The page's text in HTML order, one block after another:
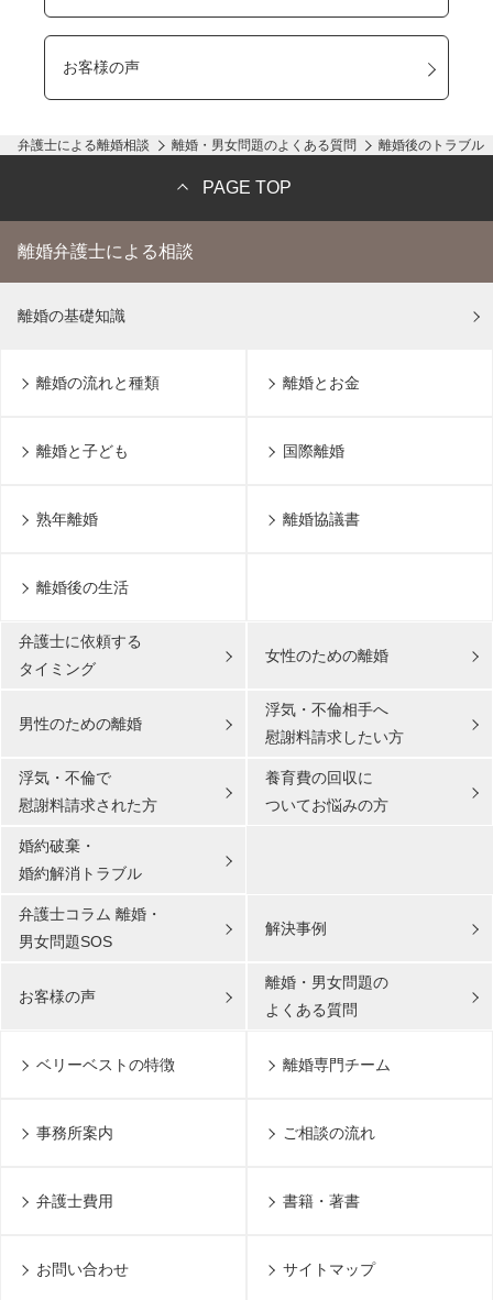
お客様の声
弁護士による離婚相談 離婚・男女問題のよくある質問 離婚後のトラブル
PAGE TOP
離婚弁護士による相談
離婚の基礎知識
離婚の流れと種類 離婚とお金
離婚と子ども 国際離婚
熟年離婚 離婚協議書
離婚後の生活
弁護士に依頼する
タイミング
女性のための離婚
男性のための離婚
浮気・不倫相手へ
慰謝料請求したい方
浮気・不倫で
慰謝料請求された方
養育費の回収に
ついてお悩みの方
婚約破棄・
婚約解消トラブル
弁護士コラム 離婚・
男女問題SOS
解決事例
お客様の声
離婚・男女問題の
よくある質問
ベリーベストの特徴 離婚専門チーム
事務所案内 ご相談の流れ
弁護士費用 書籍・著書
お問い合わせ サイトマップ